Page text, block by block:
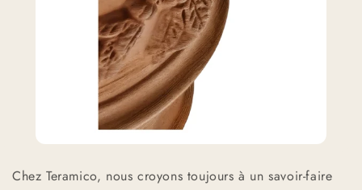
Chez Teramico, nous croyons toujours à un savoir-faire